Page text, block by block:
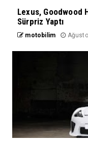
Lexus, Goodwood
Sürpriz Yaptı
motobilim